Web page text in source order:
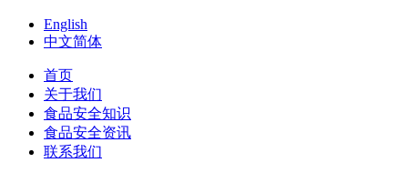
English
中文简体
首页
关于我们
食品安全知识
食品安全资讯
联系我们